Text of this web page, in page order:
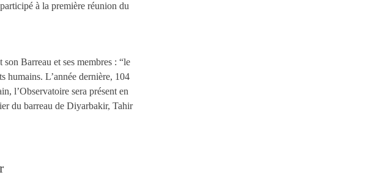
à la première réunion du
Barreau et ses membres : “le
humains. L’année dernière, 104
l’Observatoire sera présent en
du barreau de Diyarbakir, Tahir